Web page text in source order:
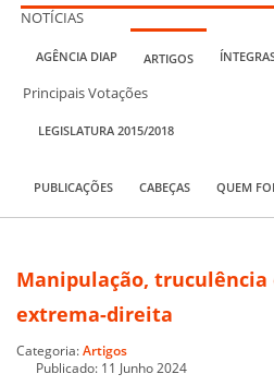
NOTÍCIAS
AGÊNCIA DIAP ARTIGOS
Principais Votações
LEGISLATURA 2015/2018
PUBLICAÇÕES CABEÇAS QUEM
Manipulação,
extrema-direita
Categoria:Artigos
Publicado: 11 Junho 2024